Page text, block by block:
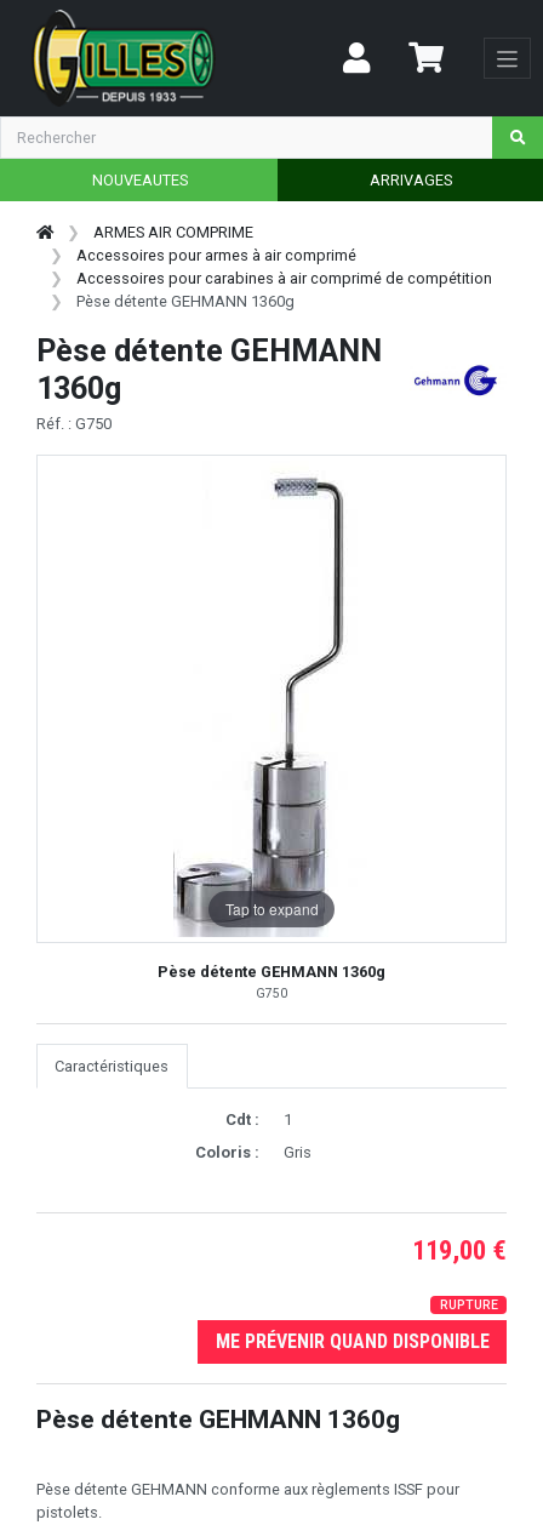
NOUVEAUTES ARRIVAGES
ARMES AIR COMPRIME
Accessoires pour armes à air comprimé
Accessoires pour carabines à air comprimé de compétition
Pèse détente GEHMANN 1360g
Pèse détente GEHMANN
1360g
Réf. : G750
Tap to expand
Pèse détente GEHMANN 1360g
G750
Caractéristiques
Cdt :
1
Coloris :
Gris
119,00 €
RUPTURE
ME PRÉVENIR QUAND DISPONIBLE
Pèse détente GEHMANN 1360g
Pèse détente GEHMANN conforme aux règlements ISSF pour
pistolets.